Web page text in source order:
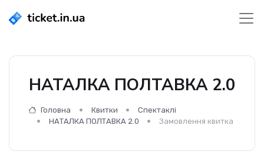
НАТАЛКА ПОЛТАВКА 2.0
Головна Квитки
Спектаклі
НАТАЛКА ПОЛТАВКА 2.0
Замовлення квитка